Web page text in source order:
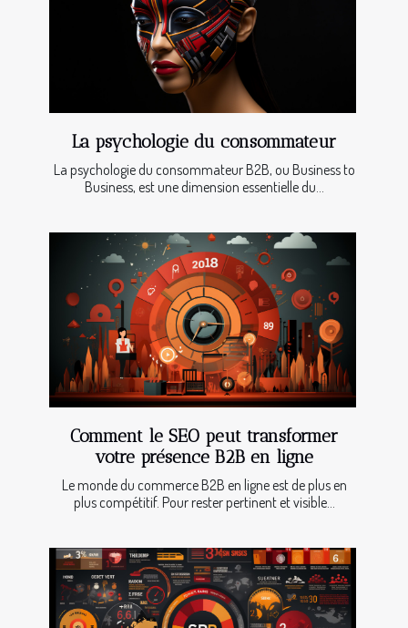
La psychologie du consommateur
La psychologie du consommateur B2B, ou Business to
Business, est une dimension essentielle du...
Comment le SEO peut transformer
votre présence B2B en ligne
Le monde du commerce B2B en ligne est de plus en
plus compétitif. Pour rester pertinent et visible...